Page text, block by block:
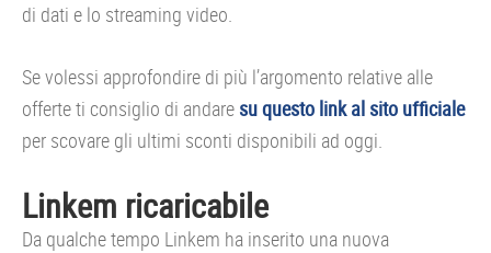
di dati e lo streaming video.
Se volessi approfondire di più l’argomento relative alle
offerte ti consiglio di andare su questo link al sito ufficiale
per scovare gli ultimi sconti disponibili ad oggi.
Linkem ricaricabile
Da qualche tempo Linkem ha inserito una nuova